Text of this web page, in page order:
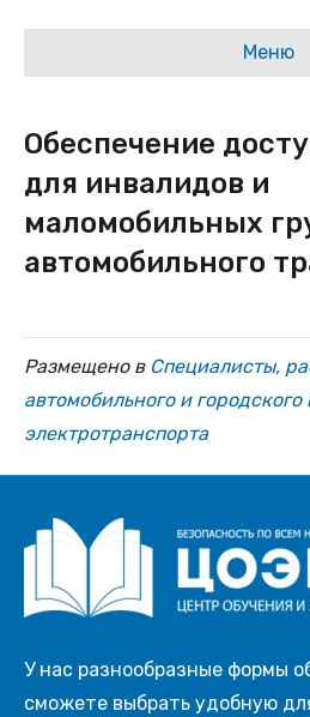
Меню
Обеспечение
для инвалидов и
маломобильных
автомобильного
Размещено в Специалисты,
автомобильного и городского
электротранспорта
У нас разнообразные формы
сможете выбрать удобную